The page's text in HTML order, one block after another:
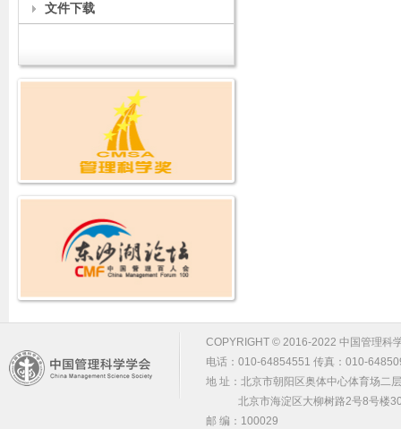
文件下载
COPYRIGHT © 2016-2022 中国管理科
电话：010-64854551 传真：010-
地 址：北京市朝阳区奥体中心体育场二
北京市海淀区大柳树路2号8号楼
邮 编：100029